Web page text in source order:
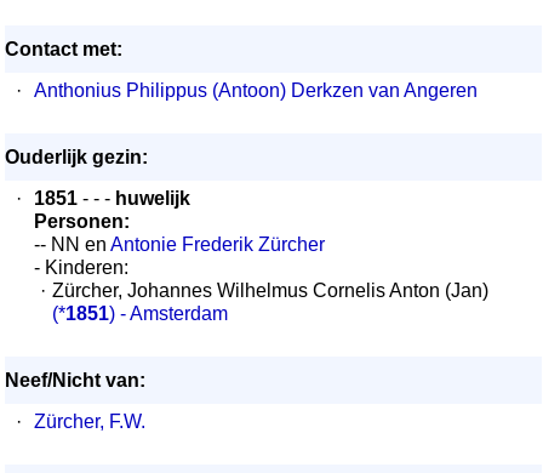
Contact met:
·
Anthonius Philippus (Antoon) Derkzen van Angeren
Ouderlijk gezin:
·
1851 - - - huwelijk
Personen:
-- NN en Antonie Frederik Zürcher
- Kinderen:
· Zürcher, Johannes Wilhelmus Cornelis Anton (Jan)
(*1851) - Amsterdam
Neef/Nicht van:
·
Zürcher, F.W.